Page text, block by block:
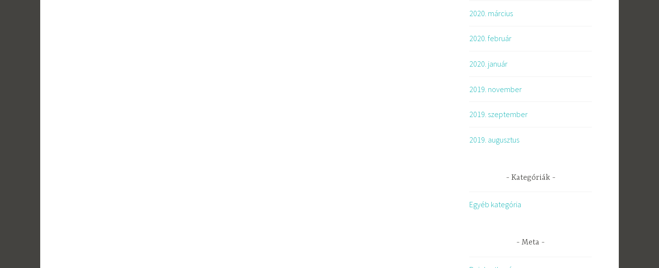
2020. március
2020. február
2020. január
2019. november
2019. szeptember
2019. augusztus
Kategóriák
Egyéb kategória
Meta